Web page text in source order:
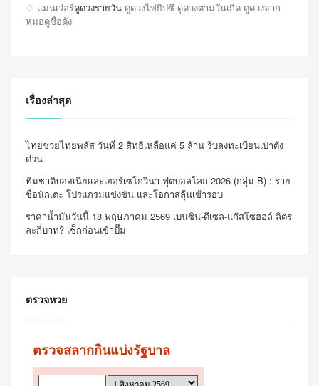
♢ แม่นเว่อร์ดูดวงรายวัน ดูดวงไพ่ยิปซี ดูดวงตามวันเกิด ดูดวงจาก
หมอดูชื่อดัง
เรื่องล่าสุด
ไทยช่วยไทยพลัส วันที่ 2 สิทธิเหลือแค่ 5 ล้าน รีบลงทะเบียนเป๋าตัง
ด่วน
ทีมชาติบอสเนียและเฮอร์เซโกวีนา ฟุตบอลโลก 2026 (กลุ่ม B) : ราย
ชื่อนักเตะ โปรแกรมแข่งขัน และโอกาสลุ้นเข้ารอบ
ราคาน้ำมันวันนี้ 18 พฤษภาคม 2569 เบนซิน-ดีเซล-แก๊สโซฮอล์ ลิตร
ละกี่บาท? เช็กก่อนเข้าปั๊ม
ตรวจหวย